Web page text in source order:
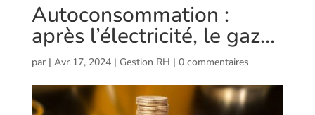
Autoconsommation :
après l’électricité, le gaz…
par | Avr 17, 2024| Gestion RH | 0 commentaires